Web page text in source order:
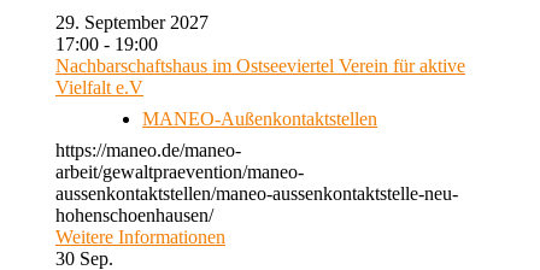
29. September 2027
17:00 - 19:00
Nachbarschaftshaus im Ostseeviertel Verein für aktive
Vielfalt e.V
MANEO-Außenkontaktstellen
https://maneo.de/maneo-
arbeit/gewaltpraevention/maneo-
aussenkontaktstellen/maneo-aussenkontaktstelle-neu-
hohenschoenhausen/
Weitere Informationen
30 Sep.